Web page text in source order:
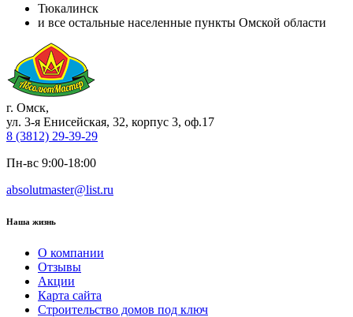
Тюкалинск
и все остальные населенные пункты Омской области
г. Омск,
ул. 3-я Енисейская, 32, корпус 3, оф.17
8 (3812) 29-39-29
Пн-вс 9:00-18:00
absolutmaster@list.ru
Наша жизнь
О компании
Отзывы
Акции
Карта сайта
Строительство домов под ключ